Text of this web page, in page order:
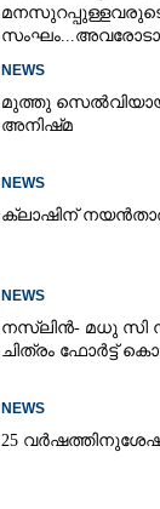
NEWS
മുത്തു
അനിഷ്‌മ
NEWS
ക്ലാഷിന്
NEWS
നസ്ലിൻ- മധു സി
ചിത്രം ഫോർട്ട്
NEWS
25 വർഷത്തിനുശേഷം